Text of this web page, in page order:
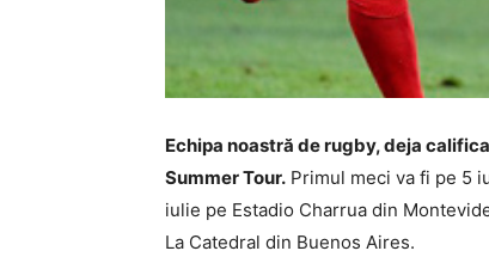
Echipa noastră de rugby, deja
Summer Tour. Primul meci va fi pe 5
iulie pe Estadio Charrua din
La Catedral din Buenos Aires.